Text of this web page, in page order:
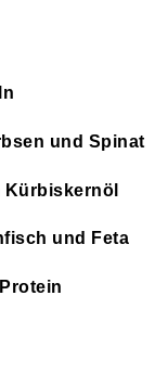
und Spinat
und Feta